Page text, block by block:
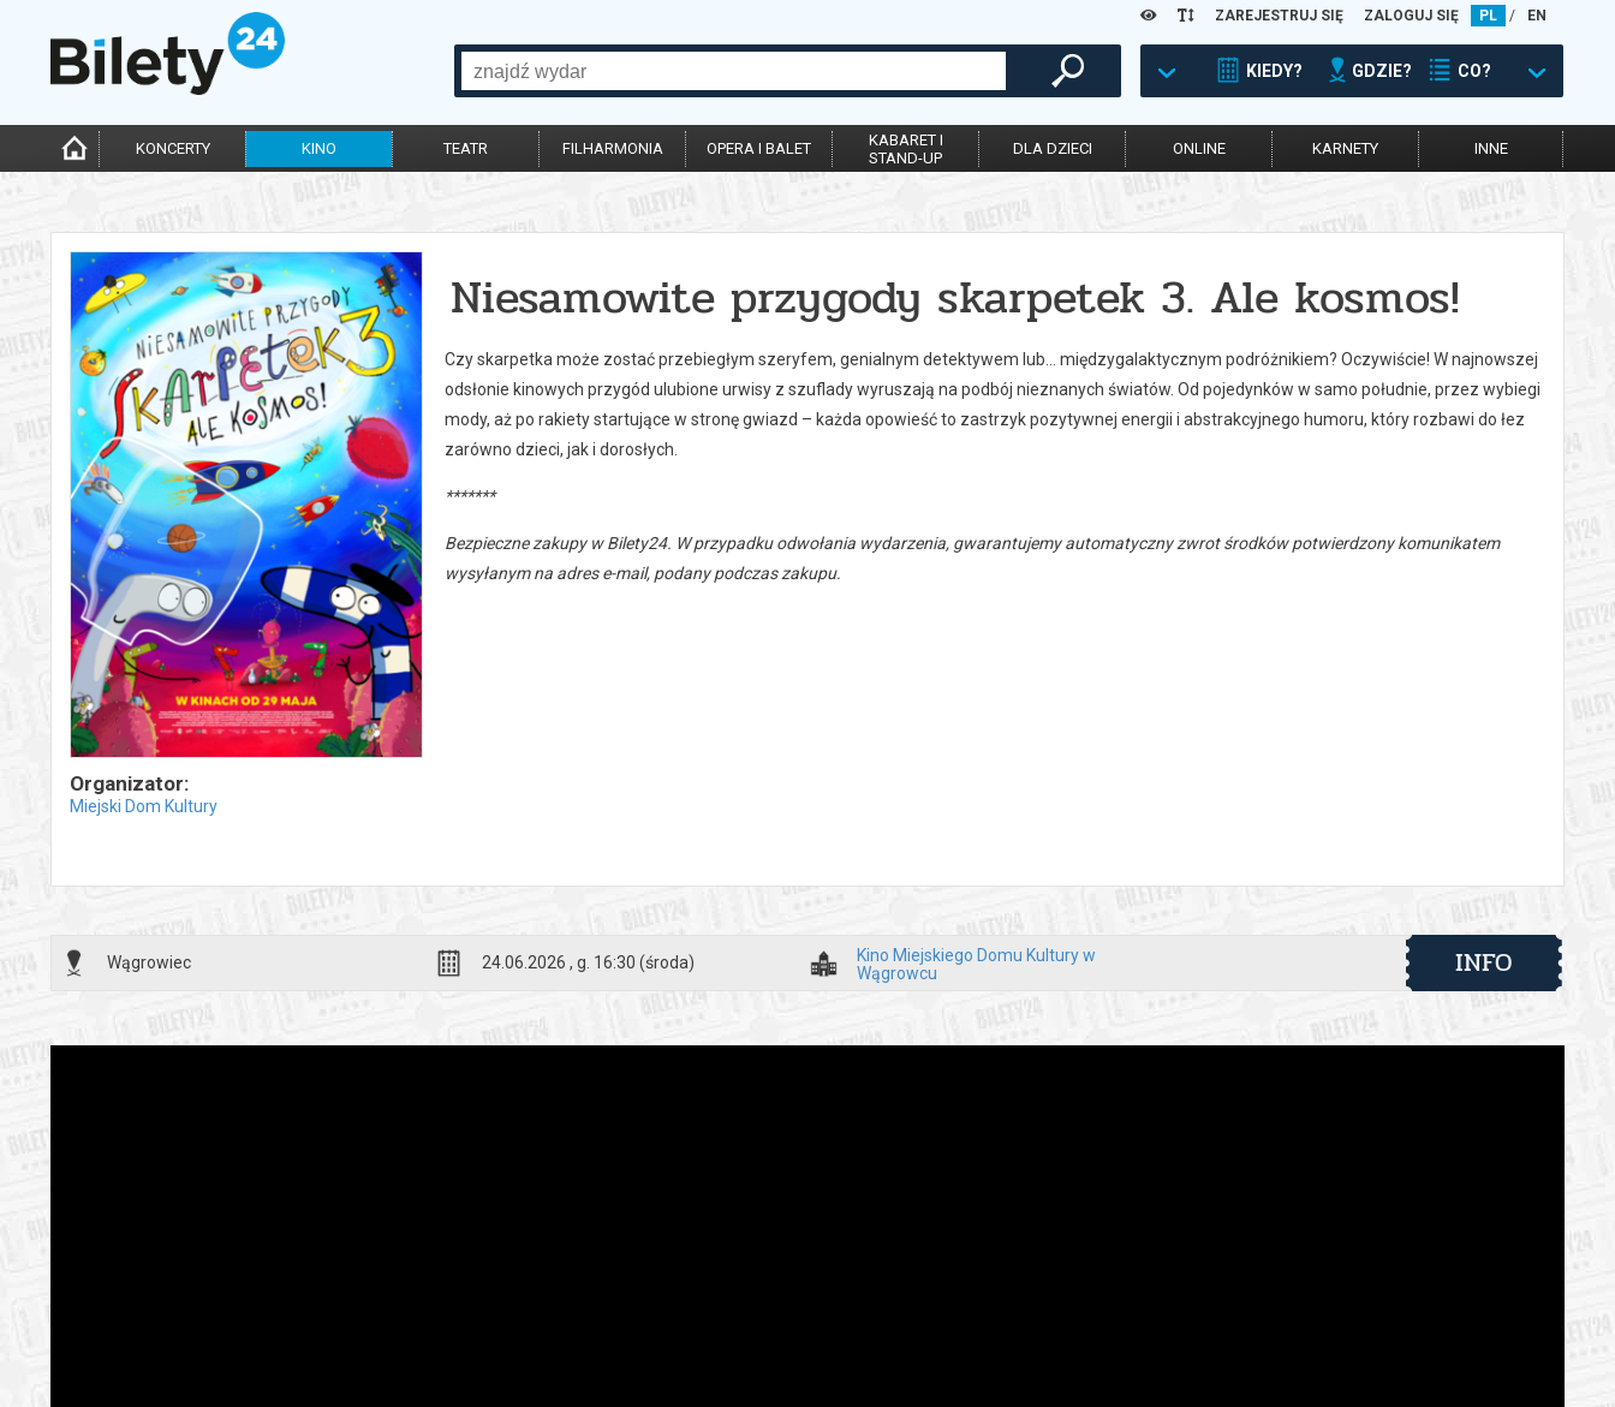
ZAREJESTRUJ SIĘ ZALOGUJ SIĘ PL / EN
KIEDY? GDZIE? CO?
KONCERTY KINO TEATR FILHARMONIA OPERA I BALET
KABARET I
STAND-UP
DLA DZIECI ONLINE KARNETY INNE
Organizator:
Miejski Dom Kultury
Niesamowite przygody skarpetek 3. Ale kosmos!
Czy skarpetka może zostać przebiegłym szeryfem, genialnym detektywem lub… międzygalaktycznym podróżnikiem? Oczywiście! W najnowszej
odsłonie kinowych przygód ulubione urwisy z szuflady wyruszają na podbój nieznanych światów. Od pojedynków w samo południe, przez wybiegi
mody, aż po rakiety startujące w stronę gwiazd – każda opowieść to zastrzyk pozytywnej energii i abstrakcyjnego humoru, który rozbawi do łez
zarówno dzieci, jak i dorosłych.
*******
Bezpieczne zakupy w Bilety24. W przypadku odwołania wydarzenia, gwarantujemy automatyczny zwrot środków potwierdzony komunikatem
wysyłanym na adres e-mail, podany podczas zakupu.
Wągrowiec 24.06.2026 , g. 16:30 (środa)
Kino Miejskiego Domu Kultury w
Wągrowcu
INFO